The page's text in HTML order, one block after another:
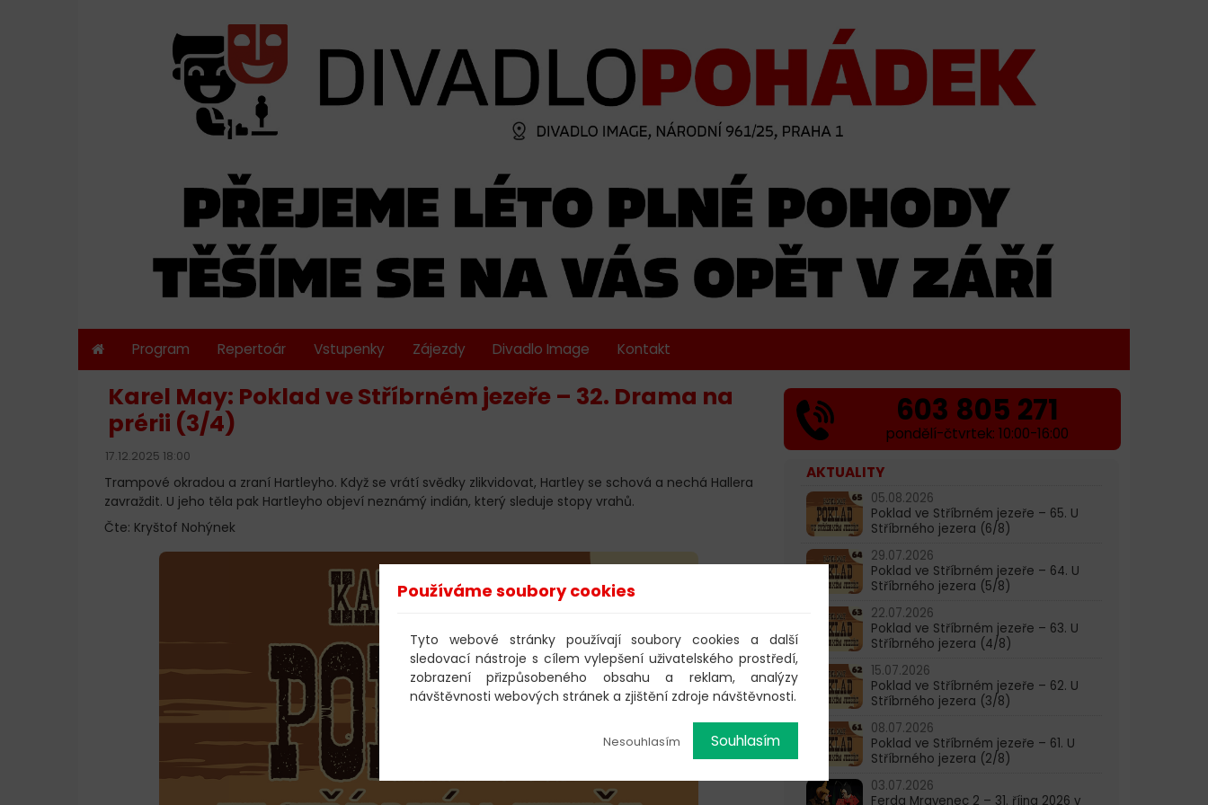
Program Repertoár Vstupenky Zájezdy Divadlo Image Kontakt
Karel May: Poklad ve Stříbrném jezeře – 32. Drama na
prérii (3/4)
17.12.2025 18:00
Trampové okradou a zraní Hartleyho. Když se vrátí svědky zlikvidovat, Hartley se schová a nechá Hallera
zavraždit. U jeho těla pak Hartleyho objeví neznámý indián, který sleduje stopy vrahů.
Čte: Kryštof Nohýnek
603 805 271
pondělí-čtvrtek: 10:00-16:00
AKTUALITY
05.08.2026
Poklad ve Stříbrném jezeře – 65. U
Stříbrného jezera (6/8)
29.07.2026
Poklad ve Stříbrném jezeře – 64. U
Stříbrného jezera (5/8)
22.07.2026
Poklad ve Stříbrném jezeře – 63. U
Stříbrného jezera (4/8)
15.07.2026
Poklad ve Stříbrném jezeře – 62. U
Stříbrného jezera (3/8)
08.07.2026
Poklad ve Stříbrném jezeře – 61. U
Stříbrného jezera (2/8)
03.07.2026
Ferda Mravenec 2 – 31. října 2026 v
Používáme soubory cookies
Tyto webové stránky používají soubory cookies a další
sledovací nástroje s cílem vylepšení uživatelského prostředí,
zobrazení přizpůsobeného obsahu a reklam, analýzy
návštěvnosti webových stránek a zjištění zdroje návštěvnosti.
Nesouhlasím Souhlasím